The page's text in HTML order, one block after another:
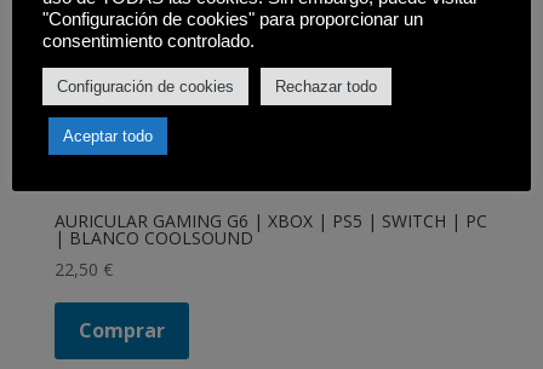
AURICULAR GAMING G6 | XBOX | PS5 | SWITCH | PC
| BLANCO COOLSOUND
22,50 €
Comprar
"Configuración de cookies" para proporcionar un
consentimiento controlado.
Configuración de cookies Rechazar todo
Aceptar todo